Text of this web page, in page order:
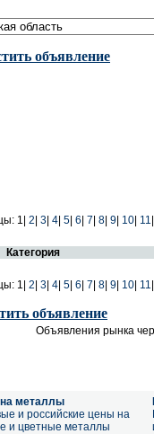
объявление
1| 2 3 4 5 6 7 8 9 10 11
Категория
1| 2 3 4 5 6 7 8 9 10 11
объявление
Объявления рынка
металлы
и российские цены на
и цветные металлы